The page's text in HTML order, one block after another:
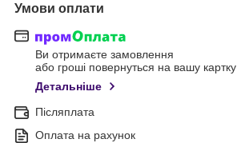
Умови оплати
Ви отримаєте замовлення
або гроші повернуться на вашу картку
Детальніше
Післяплата
Оплата на рахунок